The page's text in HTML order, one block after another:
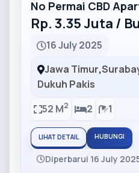
No Permai CBD
Rp. 3.35 Juta /
16 July 2025
Jawa Timur,
Dukuh Pakis
52 M2 2 1
LIHAT DETAIL HUBUNGI
Diperbarui 16 July